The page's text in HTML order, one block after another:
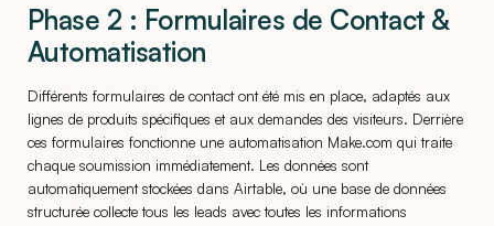
Phase 2 : Formulaires de Contact &
Automatisation
Différents formulaires de contact ont été mis en place, adaptés aux
lignes de produits spécifiques et aux demandes des visiteurs. Derrière
ces formulaires fonctionne une automatisation Make.com qui traite
chaque soumission immédiatement. Les données sont
automatiquement stockées dans Airtable, où une base de données
structurée collecte tous les leads avec toutes les informations